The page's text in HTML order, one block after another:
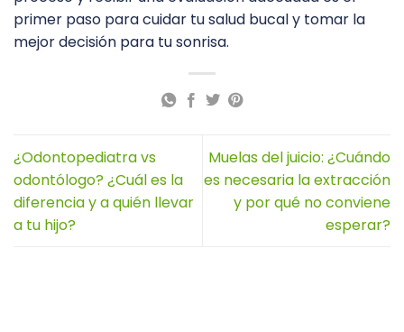
primer paso para cuidar tu salud bucal y tomar la
mejor decisión para tu sonrisa.
¿Odontopediatra vs
odontólogo? ¿Cuál es la
diferencia y a quién llevar
a tu hijo?
Muelas del juicio: ¿Cuándo
es necesaria la extracción
y por qué no conviene
esperar?